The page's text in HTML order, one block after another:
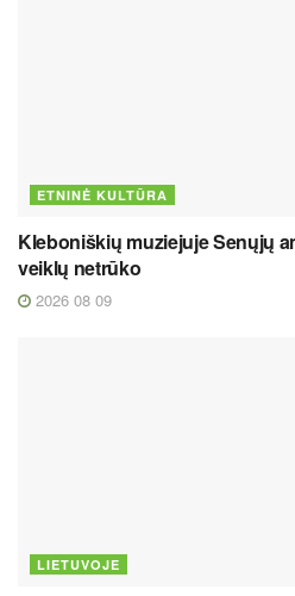
ETNINĖ KULTŪRA
Kleboniškių muziejuje Senųjų
veiklų netrūko
2026 08 09
LIETUVOJE